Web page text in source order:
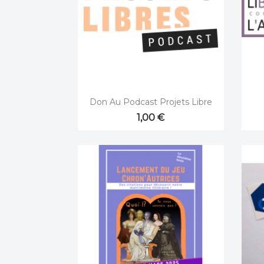
 Aperçu rapide
Don Au Podcast Projets Libre
1,00 €